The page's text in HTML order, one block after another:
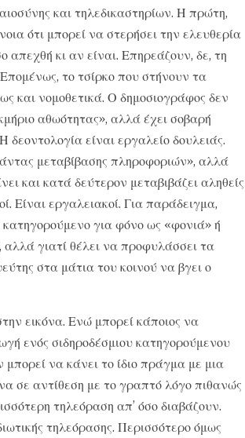
και τηλεδικαστηρίων. Η πρώτη,
ότι μπορεί να στερήσει την ελευθερία
απεχθή κι αν είναι. Επηρεάζουν, δε, τη
το τσίρκο που στήνουν τα
και νομοθετικά. Ο δημοσιογράφος δεν
αθωότητας», αλλά έχει σοβαρή
είναι εργαλείο δουλειάς.
μεταβίβασης πληροφοριών», αλλά
και κατά δεύτερον μεταβιβάζει αληθείς
Είναι εργαλειακοί. Για παράδειγμα,
για φόνο ως «φονιά» ή
αλλά γιατί θέλει να προφυλάσσει τα
στα μάτια του κοινού να βγει ο
εικόνα. Ενώ μπορεί κάποιος να
ενός σιδηροδέσμιου κατηγορούμενου
να κάνει το ίδιο πράγμα με μια
σε αντίθεση με το γραπτό λόγο πιθανώς
τηλεόραση απ’ όσο διαβάζουν.
τηλεόρασης. Περισσότερο όμως